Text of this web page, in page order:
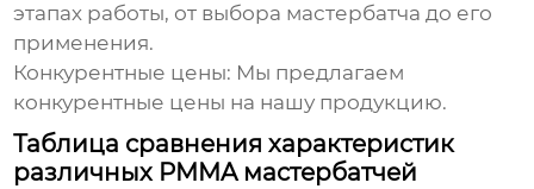
этапах работы, от выбора мастербатча до его
применения.
Конкурентные цены: Мы предлагаем
конкурентные цены на нашу продукцию.
Таблица сравнения характеристик
различных PMMA мастербатчей